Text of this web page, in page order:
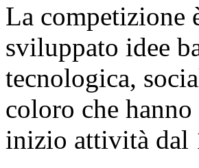
La competizione
sviluppato idee
tecnologica,
coloro che
inizio attività dal